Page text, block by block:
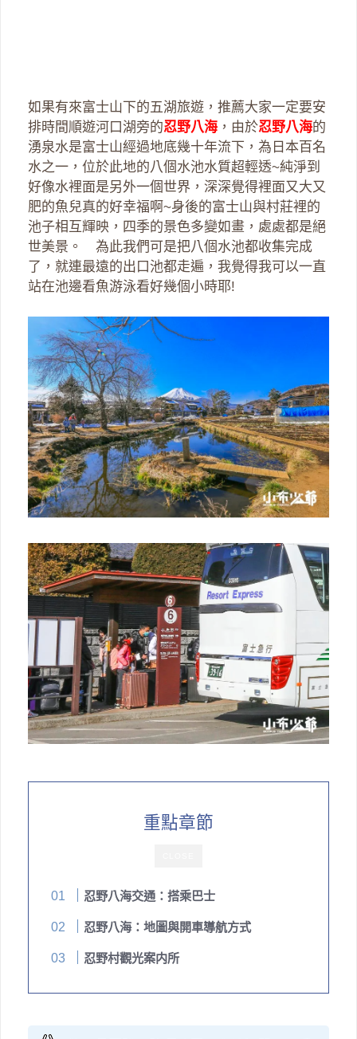
如果有來富士山下的五湖旅遊，推薦大家一定要安
排時間順遊河口湖旁的忍野八海 ，由於忍野八海的
湧泉水是富士山經過地底幾十年流下，為日本百名
水之一，位於此地的八個水池水質超輕透~純淨到
好像水裡面是另外一個世界，深深覺得裡面又大又
肥的魚兒真的好幸福啊~身後的富士山與村莊裡的
池子相互輝映，四季的景色多變如畫，處處都是絕
世美景。 為此我們可是把八個水池都收集完成
了，就連最遠的出口池都走遍，我覺得我可以一直
站在池邊看魚游泳看好幾個小時耶!
重點章節
忍野八海交通：搭乘巴士
忍野八海：地圖與開車導航方式
忍野村觀光案内所